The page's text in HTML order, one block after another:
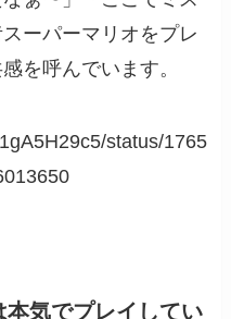
ーパーマリオをプレ
を呼んでいます。
status/1765
気でプレイしてい